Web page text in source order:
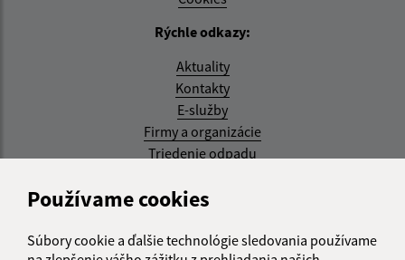
Používame cookies
Súbory cookie a ďalšie technológie sledovania používame
Rýchle odkazy:
Aktuality
Kontakty
E-služby
Firmy a organizácie
Triedenie odpadu
Aktualizované: